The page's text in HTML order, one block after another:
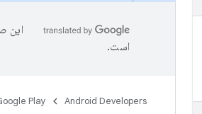
این
است.
Android Developers
Play